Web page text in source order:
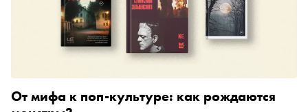
От мифа к поп-культуре: как рождаются